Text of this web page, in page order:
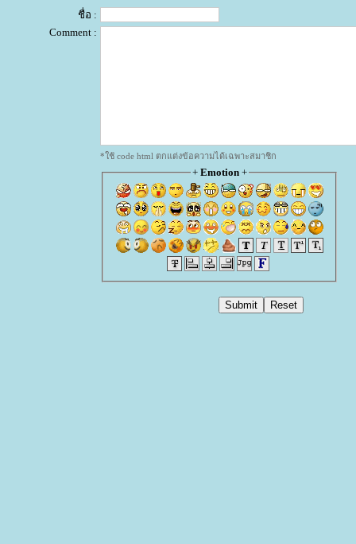
ชื่อ :
Comment :
*ใช้ code html ตกแต่งข้อความได้เฉพาะสมาชิก
+ Emotion+